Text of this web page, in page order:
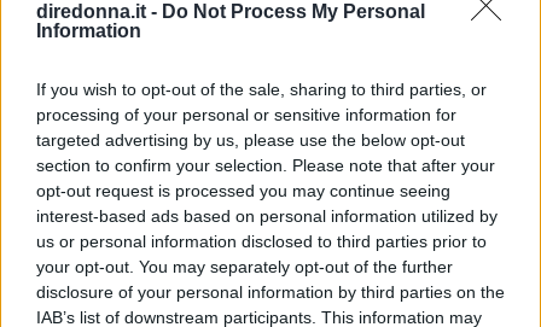
diredonna.it - Do Not Process My Personal
Information
If you wish to opt-out of the sale, sharing to third parties, or
processing of your personal or sensitive information for
targeted advertising by us, please use the below opt-out
section to confirm your selection. Please note that after your
opt-out request is processed you may continue seeing
interest-based ads based on personal information utilized by
us or personal information disclosed to third parties prior to
your opt-out. You may separately opt-out of the further
disclosure of your personal information by third parties on the
IAB’s list of downstream participants. This information may